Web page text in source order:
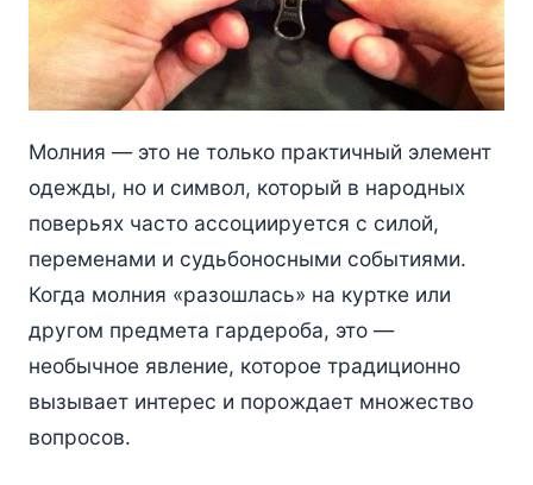
Молния — это не только практичный элемент
одежды, но и символ, который в народных
поверьях часто ассоциируется с силой,
переменами и судьбоносными событиями.
Когда молния «разошлась» на куртке или
другом предмета гардероба, это —
необычное явление, которое традиционно
вызывает интерес и порождает множество
вопросов.